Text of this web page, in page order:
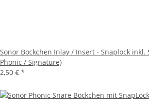
Sonor Böckchen Inlay / Insert - Snaplock inkl.
Phonic / Signature)
2,50 € *